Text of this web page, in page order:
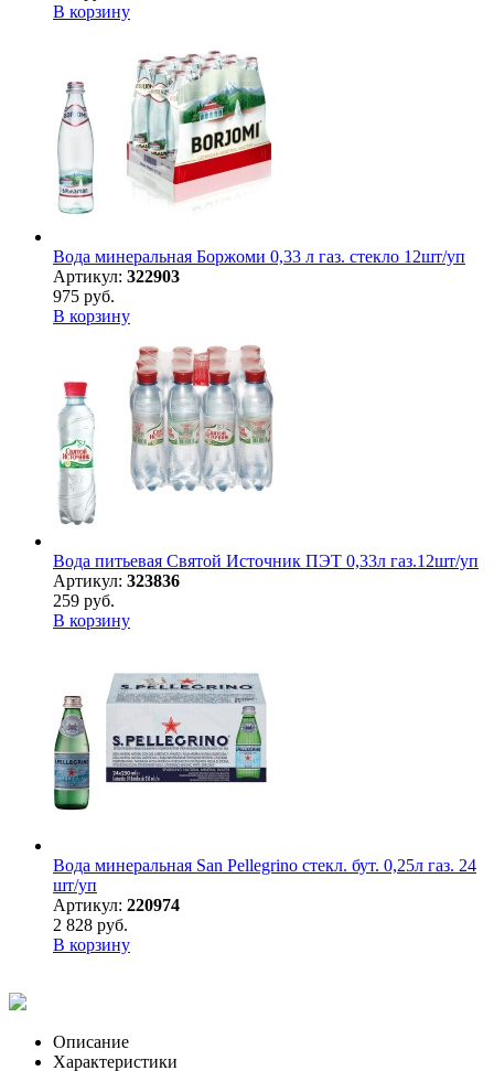
В корзину
Вода минеральная Боржоми 0,33 л газ. стекло 12шт/уп
Артикул: 322903
975 руб.
В корзину
Вода питьевая Святой Источник ПЭТ 0,33л газ.12шт/уп
Артикул: 323836
259 руб.
В корзину
Вода минеральная San Pellegrino стекл. бут. 0,25л газ. 24
шт/уп
Артикул: 220974
2 828 руб.
В корзину
Описание
Характеристики